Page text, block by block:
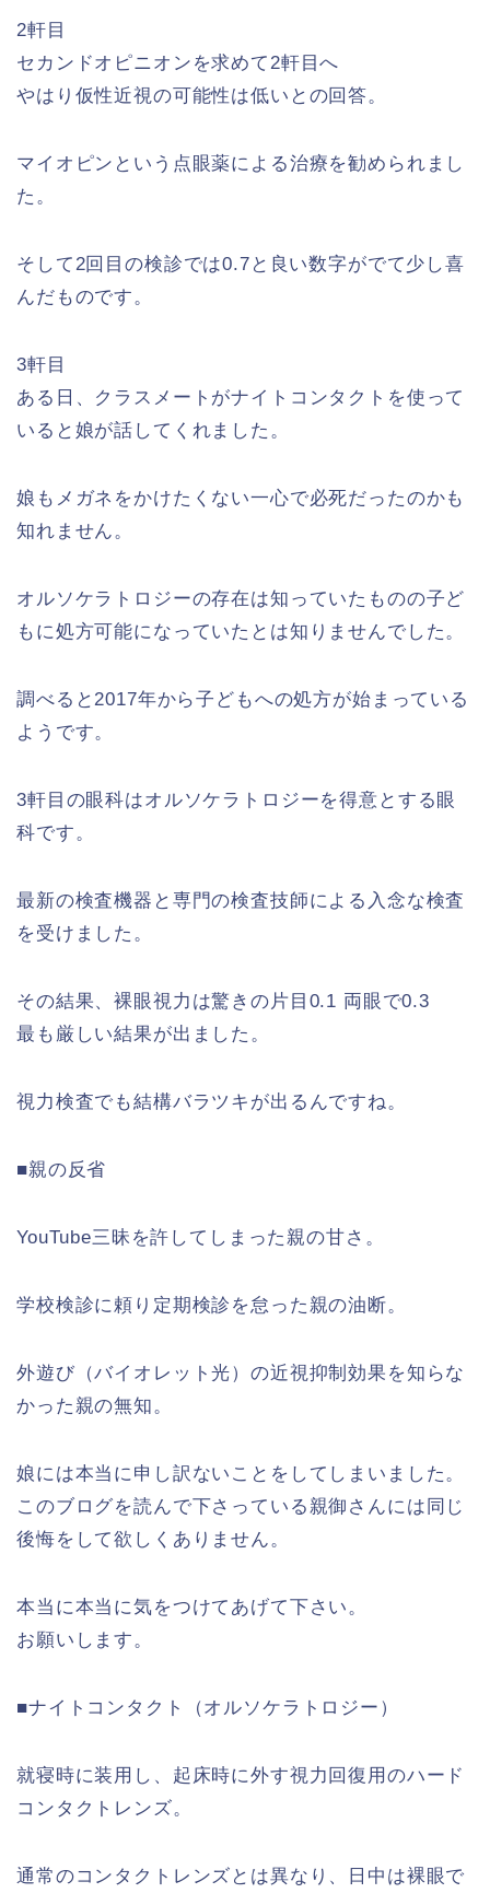
2軒目
セカンドオピニオンを求めて2軒目へ
やはり仮性近視の可能性は低いとの回答。
マイオピンという点眼薬による治療を勧められまし
た。
そして2回目の検診では0.7と良い数字がでて少し喜
んだものです。
3軒目
ある日、クラスメートがナイトコンタクトを使って
いると娘が話してくれました。
娘もメガネをかけたくない一心で必死だったのかも
知れません。
オルソケラトロジーの存在は知っていたものの子ど
もに処方可能になっていたとは知りませんでした。
調べると2017年から子どもへの処方が始まっている
ようです。
3軒目の眼科はオルソケラトロジーを得意とする眼
科です。
最新の検査機器と専門の検査技師による入念な検査
を受けました。
その結果、裸眼視力は驚きの片目0.1 両眼で0.3
最も厳しい結果が出ました。
視力検査でも結構バラツキが出るんですね。
■親の反省
YouTube三昧を許してしまった親の甘さ。
学校検診に頼り定期検診を怠った親の油断。
外遊び（バイオレット光）の近視抑制効果を知らな
かった親の無知。
娘には本当に申し訳ないことをしてしまいました。
このブログを読んで下さっている親御さんには同じ
後悔をして欲しくありません。
本当に本当に気をつけてあげて下さい。
お願いします。
■ナイトコンタクト（オルソケラトロジー）
就寝時に装用し、起床時に外す視力回復用のハード
コンタクトレンズ。
通常のコンタクトレンズとは異なり、日中は裸眼で